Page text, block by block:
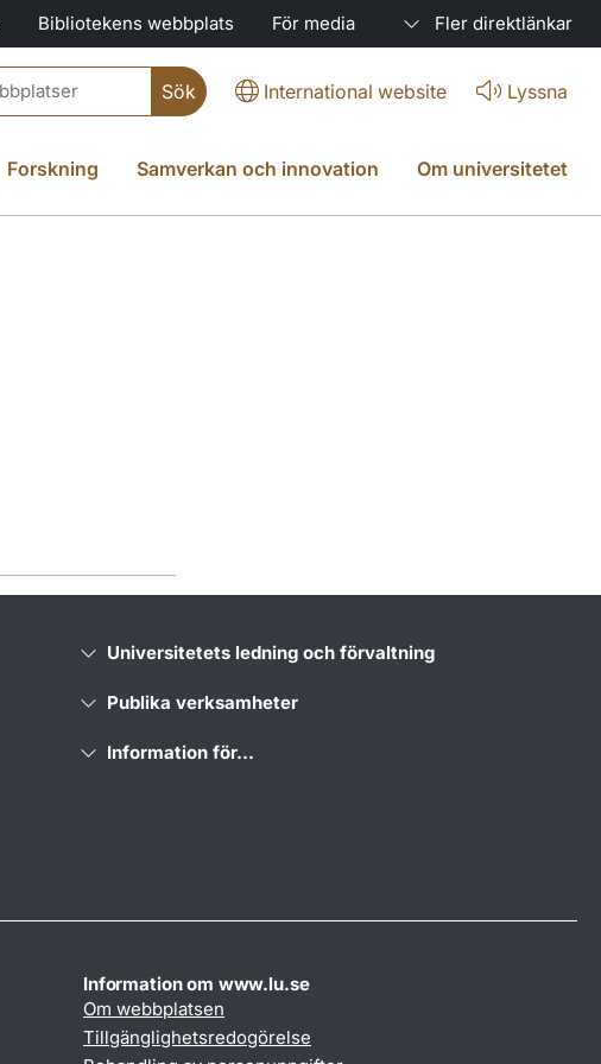
Bibliotekens webbplats För media Fler direktlänkar
International website Lyssna
Forskning Samverkan och innovation Om universitetet
Universitetets ledning och förvaltning
Publika verksamheter
Information för...
Information om www.lu.se
Om webbplatsen
Tillgänglighetsredogörelse